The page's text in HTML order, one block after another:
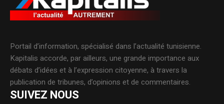
Portail d’information, spécialisé dans l’actualité tunisienne.
Kapitalis accorde, par ailleurs, une grande importance aux
débats d’idées et à l’expression citoyenne, à travers la
publication de tribunes, d’opinions et de commentaires.
SUIVEZ NOUS